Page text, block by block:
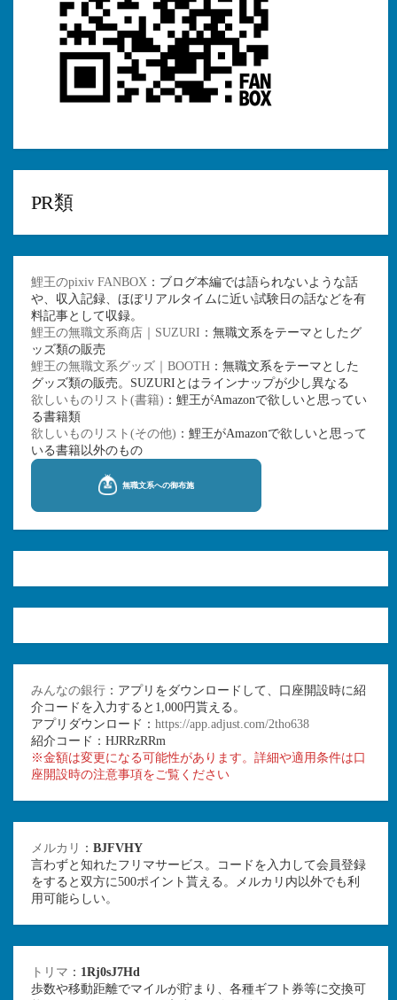
PR類
鯉王のpixiv FANBOX ：ブログ本編では語られないような話
や、収入記録、ほぼリアルタイムに近い試験日の話などを有
料記事として収録。
鯉王の無職文系商店｜SUZURI ：無職文系をテーマとしたグ
ッズ類の販売
鯉王の無職文系グッズ｜BOOTH ：無職文系をテーマとした
グッズ類の販売。SUZURIとはラインナップが少し異なる
欲しいものリスト(書籍) ：鯉王がAmazonで欲しいと思ってい
る書籍類
欲しいものリスト(その他) ：鯉王がAmazonで欲しいと思って
いる書籍以外のもの
みんなの銀行 ：アプリをダウンロードして、口座開設時に紹
介コードを入力すると1,000円貰える。
アプリダウンロード： https://app.adjust.com/2tho638
紹介コード：HJRRzRRm
※金額は変更になる可能性があります。詳細や適用条件は口
座開設時の注意事項をご覧ください
メルカリ ： BJFVHY
言わずと知れたフリマサービス。コードを入力して会員登録
をすると双方に500ポイント貰える。メルカリ内以外でも利
用可能らしい。
トリマ ： 1Rj0sJ7Hd
歩数や移動距離でマイルが貯まり、各種ギフト券等に交換可